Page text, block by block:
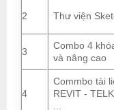
2 Thư viện
3
Combo 4
và nâng cao
4
Commbo tài
REVIT -
...